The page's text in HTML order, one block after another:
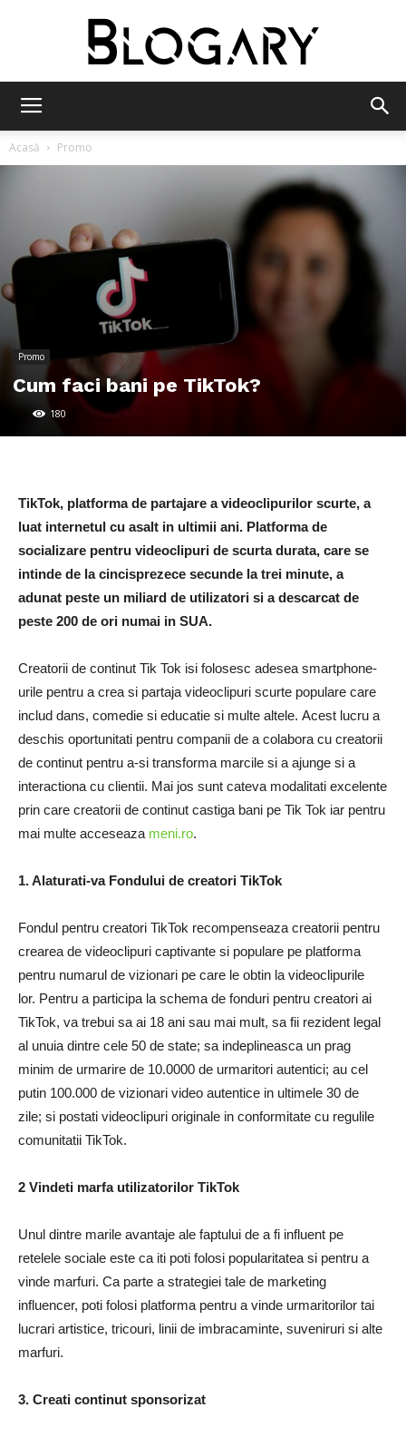
Acasă Promo
Promo
Cum faci bani pe TikTok?
180
TikTok, platforma de partajare a videoclipurilor scurte, a
luat internetul cu asalt in ultimii ani. Platforma de
socializare pentru videoclipuri de scurta durata, care se
intinde de la cincisprezece secunde la trei minute, a
adunat peste un miliard de utilizatori si a descarcat de
peste 200 de ori numai in SUA.
Creatorii de continut Tik Tok isi folosesc adesea smartphone-
urile pentru a crea si partaja videoclipuri scurte populare care
includ dans, comedie si educatie si multe altele. Acest lucru a
deschis oportunitati pentru companii de a colabora cu creatorii
de continut pentru a-si transforma marcile si a ajunge si a
interactiona cu clientii. Mai jos sunt cateva modalitati excelente
prin care creatorii de continut castiga bani pe Tik Tok iar pentru
mai multe acceseaza meni.ro.
1. Alaturati-va Fondului de creatori TikTok
Fondul pentru creatori TikTok recompenseaza creatorii pentru
crearea de videoclipuri captivante si populare pe platforma
pentru numarul de vizionari pe care le obtin la videoclipurile
lor. Pentru a participa la schema de fonduri pentru creatori ai
TikTok, va trebui sa ai 18 ani sau mai mult, sa fii rezident legal
al unuia dintre cele 50 de state; sa indeplineasca un prag
minim de urmarire de 10.0000 de urmaritori autentici; au cel
putin 100.000 de vizionari video autentice in ultimele 30 de
zile; si postati videoclipuri originale in conformitate cu regulile
comunitatii TikTok.
2 Vindeti marfa utilizatorilor TikTok
Unul dintre marile avantaje ale faptului de a fi influent pe
retelele sociale este ca iti poti folosi popularitatea si pentru a
vinde marfuri. Ca parte a strategiei tale de marketing
influencer, poti folosi platforma pentru a vinde urmaritorilor tai
lucrari artistice, tricouri, linii de imbracaminte, suveniruri si alte
marfuri.
3. Creati continut sponsorizat